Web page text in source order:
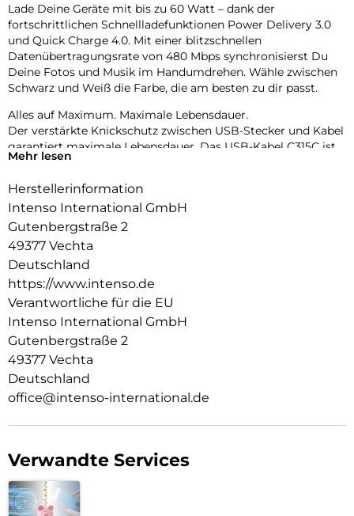
Lade Deine Geräte mit bis zu 60 Watt – dank der
fortschrittlichen Schnellladefunktionen Power Delivery 3.0
und Quick Charge 4.0. Mit einer blitzschnellen
Datenübertragungsrate von 480 Mbps synchronisierst Du
Deine Fotos und Musik im Handumdrehen. Wähle zwischen
Schwarz und Weiß die Farbe, die am besten zu dir passt.
Alles auf Maximum. Maximale Lebensdauer.
Der verstärkte Knickschutz zwischen USB-Stecker und Kabel
garantiert maximale Lebensdauer. Das USB-Kabel C315C ist
mehr als leistungsstark: hochwertige Materialien, der
Aluminiumstecker verleihen diesem Kabel nicht nur
kompromisslose Stabilität, sondern auch stilvolle Optik.
Mehr lesen
Herstellerinformation
Intenso International GmbH
Gutenbergstraße 2
49377 Vechta
Deutschland
https://www.intenso.de
Verantwortliche für die EU
Intenso International GmbH
Gutenbergstraße 2
49377 Vechta
Deutschland
office@intenso-international.de
Verwandte Services